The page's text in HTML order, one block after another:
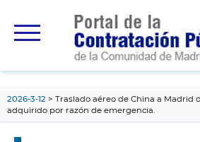
principal
2026-3-12
Traslado aéreo de China a Madrid
adquirido por razón de emergencia.